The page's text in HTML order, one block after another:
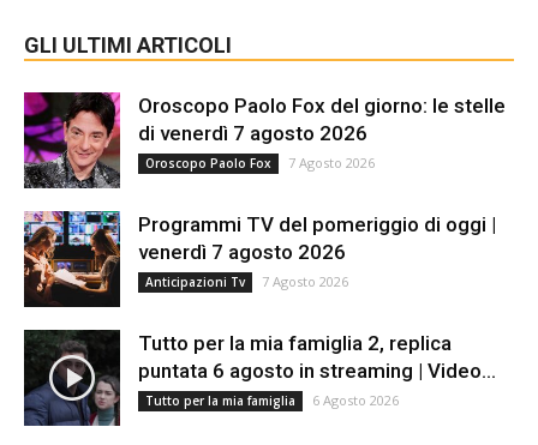
GLI ULTIMI ARTICOLI
Oroscopo Paolo Fox del giorno: le stelle
di venerdì 7 agosto 2026
Oroscopo Paolo Fox 7 Agosto 2026
Programmi TV del pomeriggio di oggi |
venerdì 7 agosto 2026
Anticipazioni Tv 7 Agosto 2026
Tutto per la mia famiglia 2, replica
puntata 6 agosto in streaming | Video...
Tutto per la mia famiglia 6 Agosto 2026